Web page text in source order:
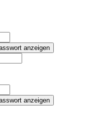
anzeigen
anzeigen